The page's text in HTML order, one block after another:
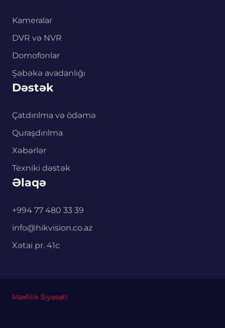
Kameralar
DVR və NVR
Domofonlar
Şəbəkə avadanlığı
Dəstək
Çatdırılma və ödəmə
Quraşdırılma
Xəbərlər
Texniki dəstək
Əlaqə
+994 77 480 33 39
info@hikvision.co.az
Xətai pr. 41c
Məxfilik Siyasəti